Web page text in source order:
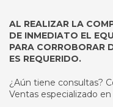
AL REALIZAR LA
DE INMEDIATO EL
PARA CORROBORAR
ES REQUERIDO.
¿Aún tiene consultas?
Ventas especializado